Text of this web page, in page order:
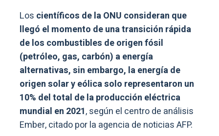
Los científicos de la ONU consideran que
llegó el momento de una transición rápida
de los combustibles de origen fósil
(petróleo, gas, carbón) a energía
alternativas, sin embargo, la energía de
origen solar y eólica solo representaron un
10% del total de la producción eléctrica
mundial en 2021, según el centro de análisis
Ember, citado por la agencia de noticias AFP.